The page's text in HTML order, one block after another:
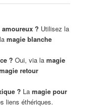
? Utilisez la
magie blanche
? Oui, via la magie
retour
? La magie pour
liens éthériques.